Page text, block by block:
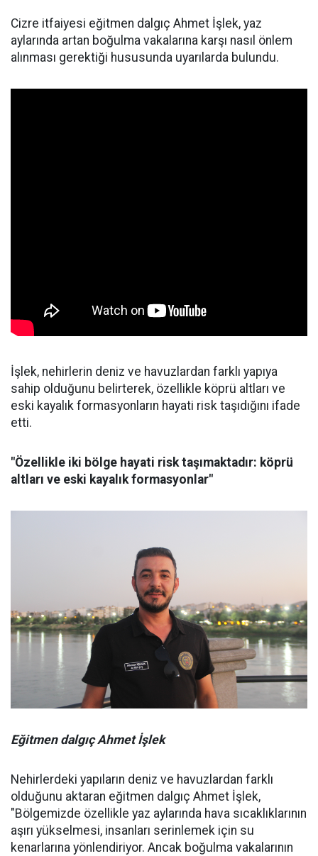
Cizre itfaiyesi eğitmen dalgıç Ahmet İşlek, yaz
aylarında artan boğulma vakalarına karşı nasıl önlem
alınması gerektiği hususunda uyarılarda bulundu.
İşlek, nehirlerin deniz ve havuzlardan farklı yapıya
sahip olduğunu belirterek, özellikle köprü altları ve
eski kayalık formasyonların hayati risk taşıdığını ifade
etti.
"Özellikle iki bölge hayati risk taşımaktadır: köprü
altları ve eski kayalık formasyonlar"
Eğitmen dalgıç Ahmet İşlek
Nehirlerdeki yapıların deniz ve havuzlardan farklı
olduğunu aktaran eğitmen dalgıç Ahmet İşlek,
"Bölgemizde özellikle yaz aylarında hava sıcaklıklarının
aşırı yükselmesi, insanları serinlemek için su
kenarlarına yönlendiriyor. Ancak boğulma vakalarının